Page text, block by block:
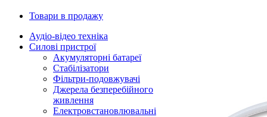
Товари в продажу
Аудіо-відео техніка
Силові пристрої
Акумуляторні батареї
Стабілізатори
Фільтри-подовжувачі
Джерела безперебійного
живлення
Електровстановлювальні